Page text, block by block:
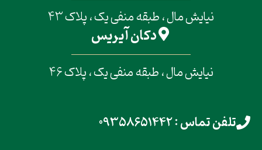
نیایش مال ، طبقه منفی یک ، پلاک 43
دکان آیریس
نیایش مال ، طبقه منفی یک ، پلاک 46
تلفن تماس : 09358651442